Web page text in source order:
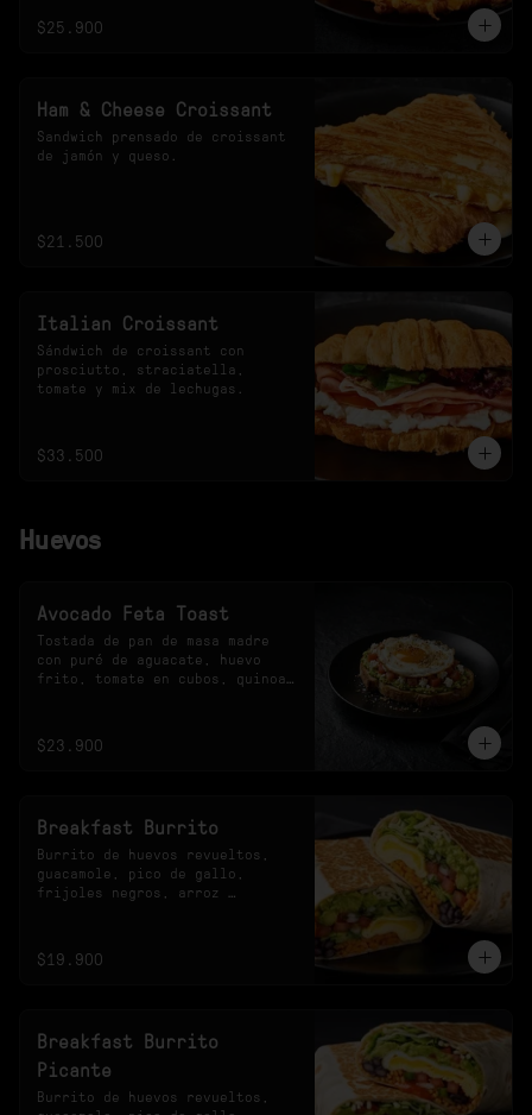
$25.900
Ham & Cheese Croissant
Sandwich prensado de croissant
de jamón y queso.
$21.500
Italian Croissant
Sándwich de croissant con
prosciutto, straciatella,
tomate y mix de lechugas.
$33.500
Huevos
Avocado Feta Toast
Tostada de pan de masa madre
con puré de aguacate, huevo
frito, tomate en cubos, quinoa
$23.900
Breakfast Burrito
Burrito de huevos revueltos,
guacamole, pico de gallo,
frijoles negros, arroz
$19.900
Breakfast Burrito
Picante
Burrito de huevos revueltos,